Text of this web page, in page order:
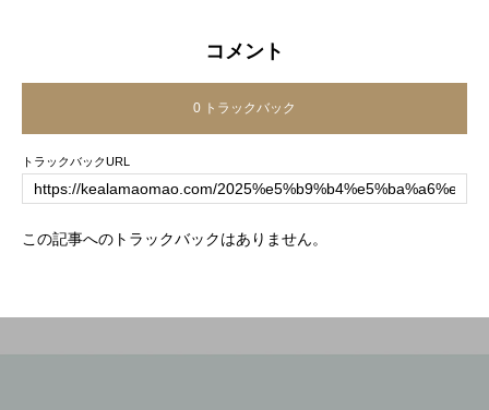
コメント
0 トラックバック
トラックバックURL
この記事へのトラックバックはありません。